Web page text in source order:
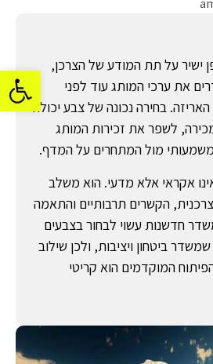
פתח
ישיר על תת המודע של הצרכן,
את ערכי המותג עוד לפני
בחירה נכונה של צבע יכולה
לשפר את זכירות המותג
אקראי אלא מדעי. הוא משלב
הקשרים תרבותיים והתאמה
חדשנות עשוי לבחור בצבעים
ביטחון ויציבות, ולכן שילוב
המוקדמים הוא קריטי